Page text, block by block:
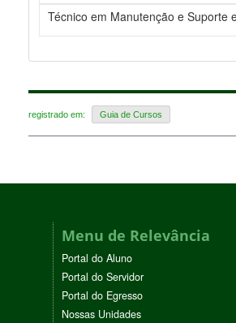
Técnico em Manutenção e
registrado em: Guia de Cursos
Menu de Relevância
Portal do Aluno
Portal do Servidor
Portal do Egresso
Nossas Unidades